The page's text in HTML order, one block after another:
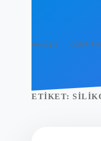
Anasayfa Gizlilik
ETIKET: